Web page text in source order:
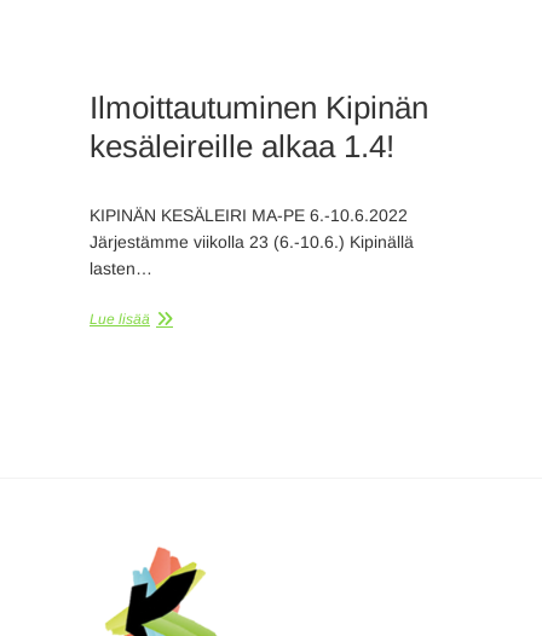
Ilmoittautuminen Kipinän
kesäleireille alkaa 1.4!
KIPINÄN KESÄLEIRI MA-PE 6.-10.6.2022
Järjestämme viikolla 23 (6.-10.6.) Kipinällä
lasten…
Lue lisää